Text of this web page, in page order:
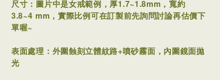
尺寸：圖片中是女戒範例， 厚1.7~1.8mm，寬約
3.8~4 mm ，實際比例可在訂製前先詢問討論再估價下
單喔~
表面處理：外圍蝕刻立體紋路+噴砂霧面，內圍鏡面拋
光